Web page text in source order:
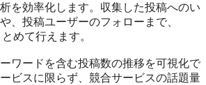
を効率化します。収集した投稿へのい
、投稿ユーザーのフォローまで、
めて行えます。
ワードを含む投稿数の推移を可視化で
ビスに限らず、競合サービスの話題量